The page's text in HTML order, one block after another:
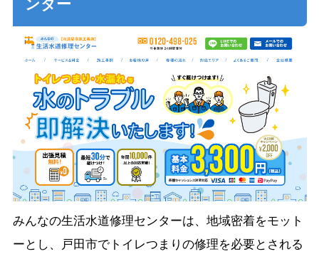
みんなの生活水道修理センターは、地域密着をモット
ーとし、戸田市でトイレつまりの修理を必要とされる